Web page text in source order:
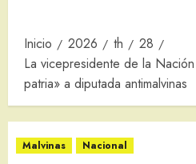
Inicio 2026 th
28
La vicepresidente de la
patria» a diputada antimalvinas
Malvinas Nacional